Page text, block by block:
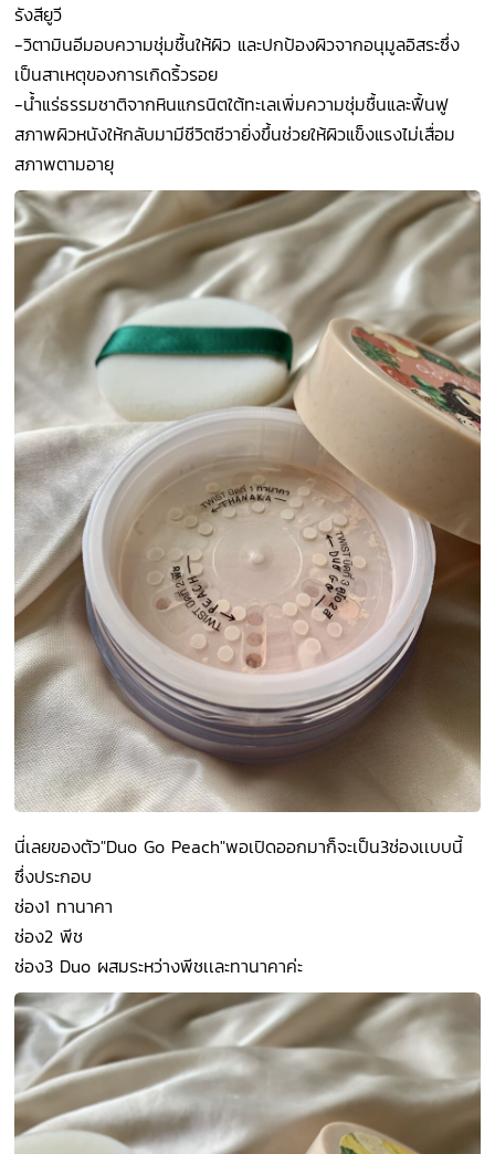
รังสียูวี
-วิตามินอีมอบความชุ่มชื้นให้ผิว และปกป้องผิวจากอนุมูลอิสระซึ่ง
เป็นสาเหตุของการเกิดริ้วรอย
-น้ำแร่ธรรมชาติจากหินแกรนิตใต้ทะเลเพิ่มความชุ่มชื้นและฟื้นฟู
สภาพผิวหนังให้กลับมามีชีวิตชีวายิ่งขึ้นช่วยให้ผิวแข็งแรงไม่เสื่อม
สภาพตามอายุ
นี่เลยของตัว"Duo Go Peach"พอเปิดออกมาก็จะเป็น3ช่องเเบบนี้
ซึ่งประกอบ
ช่อง1 ทานาคา
ช่อง2 พีช
ช่อง3 Duo ผสมระหว่างพีชเเละทานาคาค่ะ